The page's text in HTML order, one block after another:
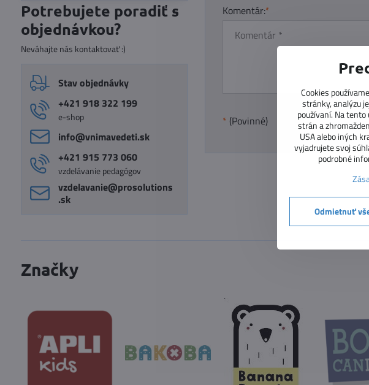
Komentár:*
* (Povinné)
Potrebujete poradiť s
objednávkou?
Neváhajte nás kontaktovať :)
Stav objednávky
+421 918 322 199
e-shop
info​@vnimavedeti​.sk
+421 915 773 060
vzdelávanie pedagógov
vzdelavanie​@prosolutions​
.sk
Značky
Cookies
stránky, analýzu
používaní. Na
strán a
USA alebo iných
vyjadrujete svoj
podrobné
Odmietnuť